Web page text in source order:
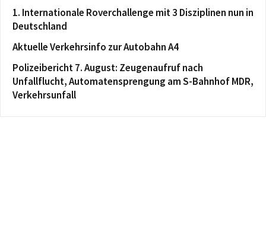
1. Internationale Roverchallenge mit 3 Disziplinen nun in
Deutschland
Aktuelle Verkehrsinfo zur Autobahn A4
Polizeibericht 7. August: Zeugenaufruf nach
Unfallflucht, Automatensprengung am S-Bahnhof MDR,
Verkehrsunfall